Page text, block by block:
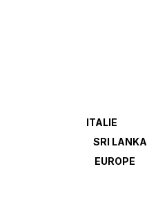
ITALIE
SRI LANKA
EUROPE